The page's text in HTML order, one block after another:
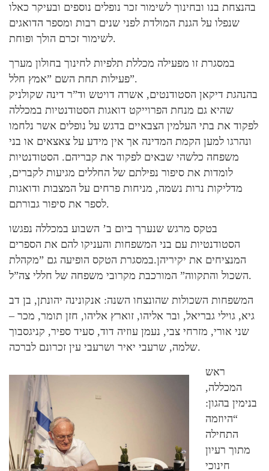
בהנצחת בנו ובחינוך לשימור זכר נופלים נוספים ובעיקר כאלו
שנפלו על הגנת המולדת לפני שנים רבות ומספר הדואגים
לשימור זכרם הולך ופוחת.
במסגרת זו מפעילה מכללת תלפיות לחינוך בחולון מערך
פעילות תחת השם ”אמץ חלל”.
בהנהגת דיקאן הסטודנטים, אשרה דויטש וד”ר דינה שקולניק
שהיא גם מנחת הפרוייקט דואגות הסטודנטיות במכללה
לפקוד את בתי העלמין הצבאיים בדגש על נופלים אשר נלחמו
ונהרגו למען הקמת המדינה אך אין מידע על צאצאים או בני
משפחה כלשהי שבאים לפקוד את קבריהם. הסטודנטיות
לומדות את סיפור נפילתם של החללים מגיעות לקברים,
מדליקות נרות נשמה, מניחות פרחים על המצבות ודואגות
לספר את סיפור גבורתם.
בטקס מרגש שנערך ביום ב’ השבוע במכללה נפגשו
הסטודנטיות עם בני המשפחות והעניקו להם את הספרים
המנציחים את יקיריהן.במסגרת הטקס הופיעה גם ”מקהלת
השכול והתקווה” המורכבת מקרובי משפחה של חללי צה”ל.
המשפחות השכולות שהונצחו השנה: אנקונינה יהונתן, בן דב
גיא, גוילי גבריאל, ובר אליהו, זוארץ אליהו, חזן תומר, מכר –
שני אורי, מזרחי צבי, נעמן עוזיה דוד, סעיד ספיר, קניגסבוך
שלמה, שרעבי יאיר ושרעבי עין זכרונם לברכה.
ראש
המכללה,
בנימין בהגון:
“היוזמה
התחילה
מתוך רעיון
חינוכי